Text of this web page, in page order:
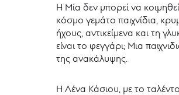
Η Μία δεν μπορεί να
κόσμο γεμάτο παιχνίδια,
ήχους, αντικείμενα και τη
είναι το φεγγάρι; Μια
της ανακάλυψης.
Η Λένα Κάσιου, με το